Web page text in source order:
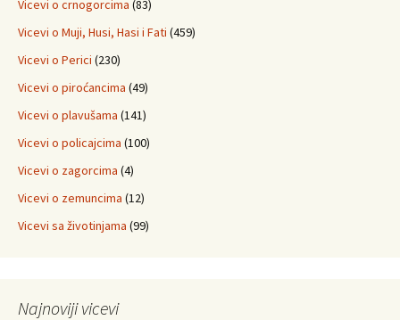
Vicevi o crnogorcima (83)
Vicevi o Muji, Husi, Hasi i Fati (459)
Vicevi o Perici (230)
Vicevi o piroćancima (49)
Vicevi o plavušama (141)
Vicevi o policajcima (100)
Vicevi o zagorcima (4)
Vicevi o zemuncima (12)
Vicevi sa životinjama (99)
Najnoviji vicevi